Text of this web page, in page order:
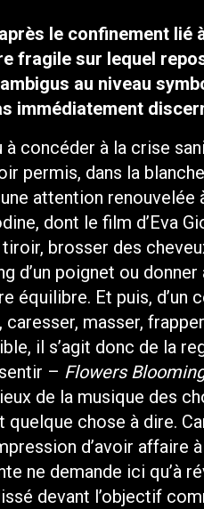
le confinement lié
fragile sur lequel
au niveau
immédiatement
concéder à la crise
permis, dans la
attention renouvelée
dont le film d’Eva
brosser des
d’un poignet ou donner
équilibre. Et puis, d’un
caresser, masser,
il s’agit donc de la
– Flowers
de la musique des
quelque chose à dire.
d’avoir affaire
ne demande ici qu’à
devant l’objectif